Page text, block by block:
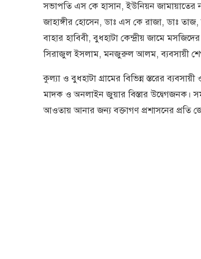
সভাপতি এস কে হাসান, ইউনিয়ন জামায়াতের
জাহাঙ্গীর হোসেন, ডাঃ এস কে রাজা, ডাঃ
বাহার হাবিবী, বুধহাটা কেন্দ্রীয় জামে
সিরাজুল ইসলাম, মনজুরুল আলম, ব্যবসায়ী
কুল্যা ও বুধহাটা গ্রামের বিভিন্ন স্তরের
মাদক ও অনলাইন জুয়ার বিস্তার উদ্বেগজনক।
আওতায় আনার জন্য বক্তাগণ প্রশাসনের প্রতি